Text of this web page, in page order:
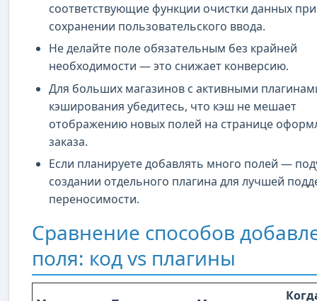
соответствующие функции очистки данных при
сохранении пользовательского ввода.
Не делайте поле обязательным без крайней
необходимости — это снижает конверсию.
Для больших магазинов с активными
кэширования убедитесь, что кэш не мешает
отображению новых полей на странице
заказа.
Если планируете добавлять много полей —
создании отдельного плагина для лучшей
переносимости.
Сравнение способов
поля: код vs плагины